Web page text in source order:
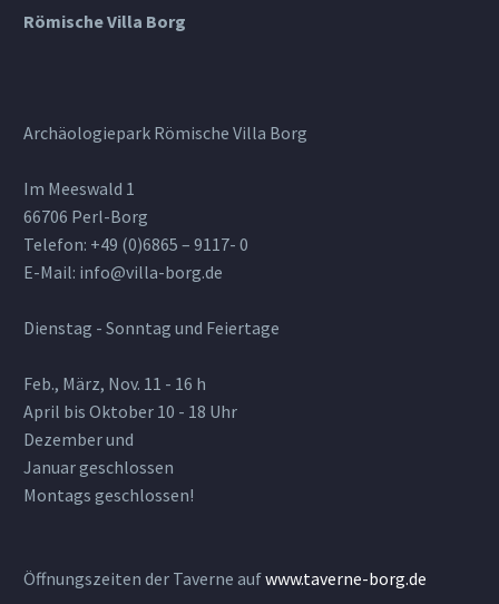
Römische Villa Borg
Archäologiepark Römische Villa Borg
Im Meeswald 1
66706 Perl-Borg
Telefon: +49 (0)6865 – 9117- 0
E-Mail: info@villa-borg.de
Dienstag - Sonntag und Feiertage
Feb., März, Nov. 11 - 16 h
April bis Oktober 10 - 18 Uhr
Dezember und
Januar geschlossen
Montags geschlossen!
Öffnungszeiten der Taverne aufwww.taverne-borg.de